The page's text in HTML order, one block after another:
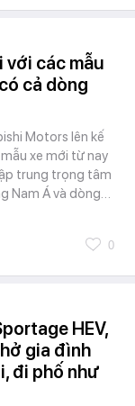
với các mẫu
cả dòng
Motors lên kế
xe mới từ nay
trung trọng tâm
Nam Á và dòng…
0
HEV,
gia đình
đi phố như